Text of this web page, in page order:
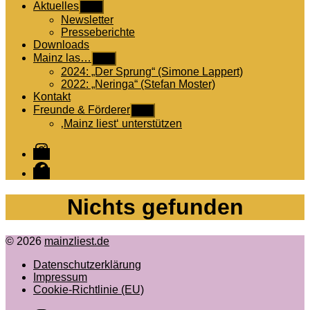
Aktuelles
anzeigen
Newsletter
Presseberichte
Downloads
Mainz las…
anzeigen
2024: „Der Sprung“ (Simone Lappert)
2022: „Neringa“ (Stefan Moster)
Kontakt
Freunde & Förderer
anzeigen
‚Mainz liest‘ unterstützen
Instagram
Facebook
Nichts gefunden
© 2026 mainzliest.de
Datenschutzerklärung
Impressum
Cookie-Richtlinie (EU)